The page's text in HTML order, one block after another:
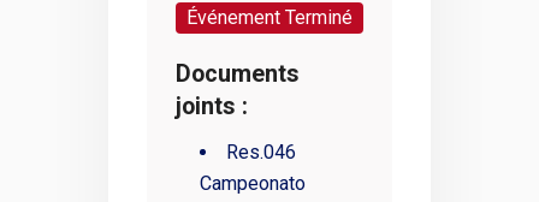
Événement Terminé
Documents
joints :
Res.046
Campeonato